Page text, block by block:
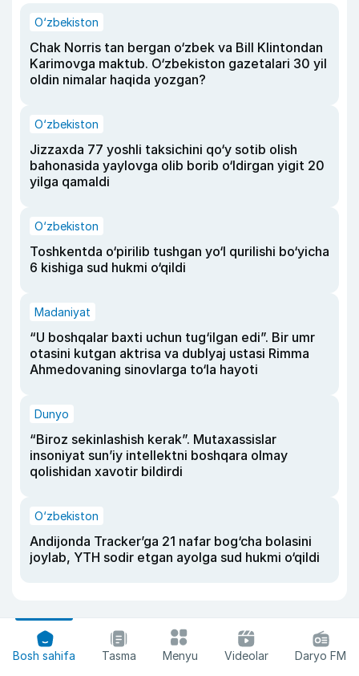
O‘zbekiston
Chak Norris tan bergan o‘zbek va Bill Klintondan
Karimovga maktub. O‘zbekiston gazetalari 30 yil
oldin nimalar haqida yozgan?
O‘zbekiston
Jizzaxda 77 yoshli taksichini qo‘y sotib olish
bahonasida yaylovga olib borib o‘ldirgan yigit 20
yilga qamaldi
O‘zbekiston
Toshkentda o‘pirilib tushgan yo‘l qurilishi bo‘yicha
6 kishiga sud hukmi o‘qildi
Madaniyat
“U boshqalar baxti uchun tug‘ilgan edi”. Bir umr
otasini kutgan aktrisa va dublyaj ustasi Rimma
Ahmedovaning sinovlarga to‘la hayoti
Dunyo
“Biroz sekinlashish kerak”. Mutaxassislar
insoniyat sun’iy intellektni boshqara olmay
qolishidan xavotir bildirdi
O‘zbekiston
Andijonda Tracker’ga 21 nafar bog‘cha bolasini
joylab, YTH sodir etgan ayolga sud hukmi o‘qildi
Bosh sahifa Tasma Menyu Videolar Daryo FM